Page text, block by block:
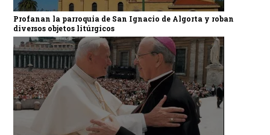
Profanan la parroquia de San Ignacio de Algorta y roban
diversos objetos litúrgicos